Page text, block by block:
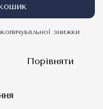
знижки
Порівняти